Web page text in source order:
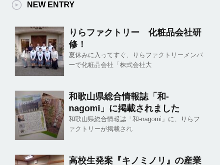
NEW ENTRY
りらファクトリー 化粧品会社研
修！
夏休みに入ってすぐ、りらファクトリーメンバ
ーで化粧品会社「株式会社大
和歌山県総合情報誌「和-
nagomi」に掲載されました
和歌山県総合情報誌「和-nagomi」に、りらフ
ァクトリーが掲載され
高校生発案『キノミノリ』の産業